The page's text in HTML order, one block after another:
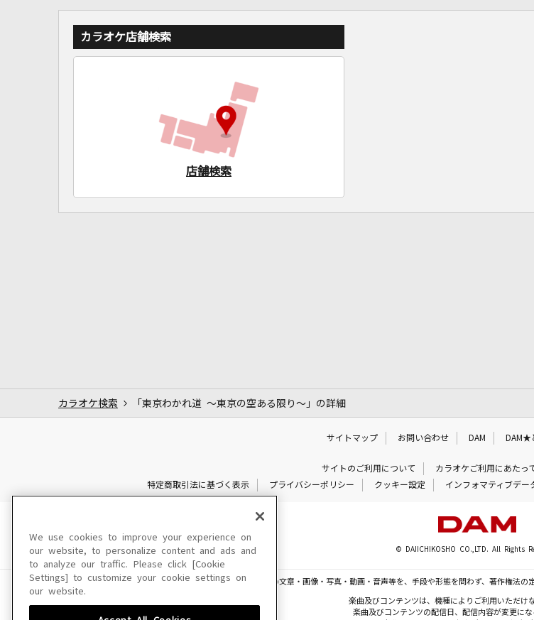
カラオケ店舗検索
店舗検索
カラオケ検索 「東京わかれ道 ～東京の空ある限り～」の詳細
サイトマップ お問い合わせ DAM DAM★
サイトのご利用について カラオケご利用にあたっ
特定商取引法に基づく表示
プライバシーポリシー クッキー設定 インフォマティブデー
© DAIICHIKOSHO CO.,LTD. All Rights
このサイトに掲載されている一切の文章・画像・写真・動画・音声等を、手段や形態を問わず、著作権法
楽曲及びコンテンツは、機種によりご利用いただけ
楽曲及びコンテンツの配信日、配信内容が変更にな
We use cookies to improve your experience on
our website, to personalize content and ads and
to analyze our traffic. Please click [Cookie
Settings] to customize your cookie settings on
our website.